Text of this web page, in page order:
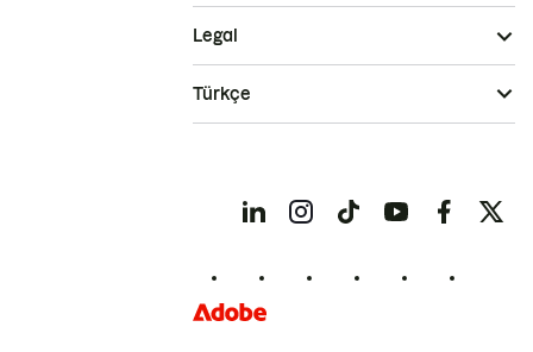
Legal
Türkçe